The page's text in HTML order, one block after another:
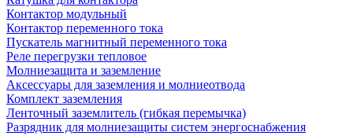
Контактор модульный
Контактор переменного тока
Пускатель магнитный переменного тока
Реле перегрузки тепловое
Молниезащита и заземление
Аксессуары для заземления и молниеотвода
Комплект заземления
Ленточный заземлитель (гибкая перемычка)
Разрядник для молниезащиты систем энергоснабжения